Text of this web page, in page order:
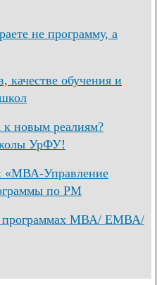
не программу, а
качестве обучения и
новым реалиям?
УрФУ!
«МВА-Управление
по PM
программах МВА/ ЕМВА/